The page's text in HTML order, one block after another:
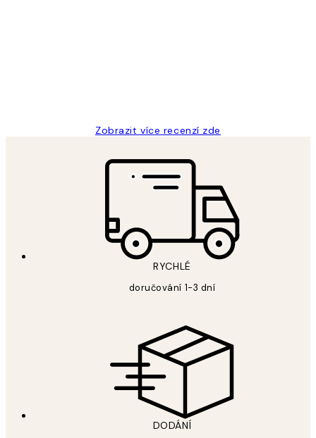
Zobrazit více recenzí zde
RYCHLÉ
doručování 1-3 dní
DODÁNÍ